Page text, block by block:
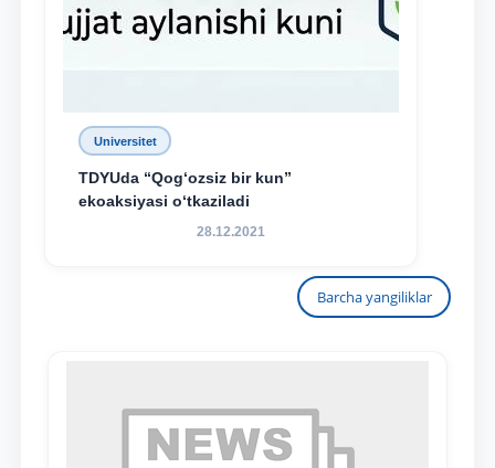
Universitet
TDYUda “Qog‘ozsiz bir kun”
ekoaksiyasi o‘tkaziladi
28.12.2021
Barcha yangiliklar